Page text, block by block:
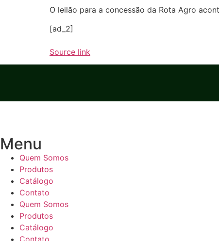
O leilão para a concessão da Rota Agro
[ad_2]
Source link
Menu
Quem Somos
Produtos
Catálogo
Contato
Quem Somos
Produtos
Catálogo
Contato